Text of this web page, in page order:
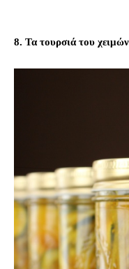
8. Τα τουρσιά του